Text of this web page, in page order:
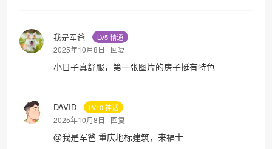
我是军爸 LV5 精通
2025年10月8日 回复
小日子真舒服，第一张图片的房子挺有特色
DAVID LV10 神话
2025年10月8日 回复
@我是军爸 重庆地标建筑，来福士